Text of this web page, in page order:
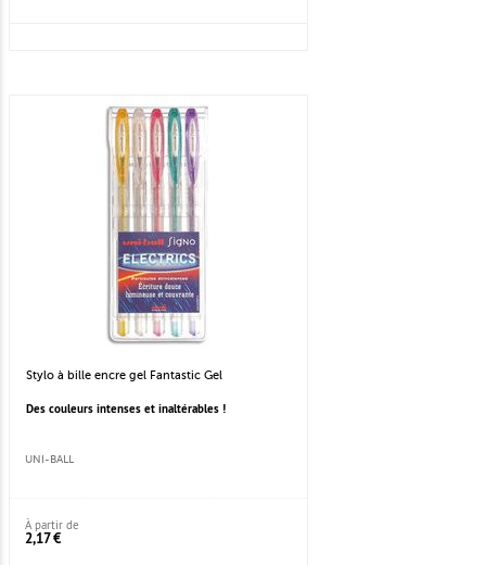
Stylo à bille encre gel Fantastic Gel
Des couleurs intenses et inaltérables !
UNI-BALL
À partir de
2,17 €